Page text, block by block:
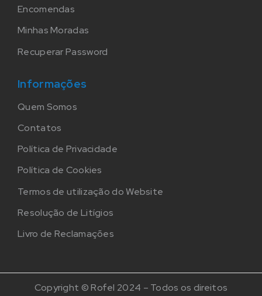
Encomendas
Minhas Moradas
Recuperar Password
Informações
Quem Somos
Contatos
Política de Privacidade
Política de Cookies
Termos de utilização do Website
Resolução de Litígios
Livro de Reclamações
Copyright © Rofel 2024 – Todos os direitos